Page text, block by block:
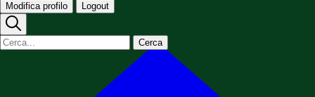
Modifica profilo Logout
Cerca